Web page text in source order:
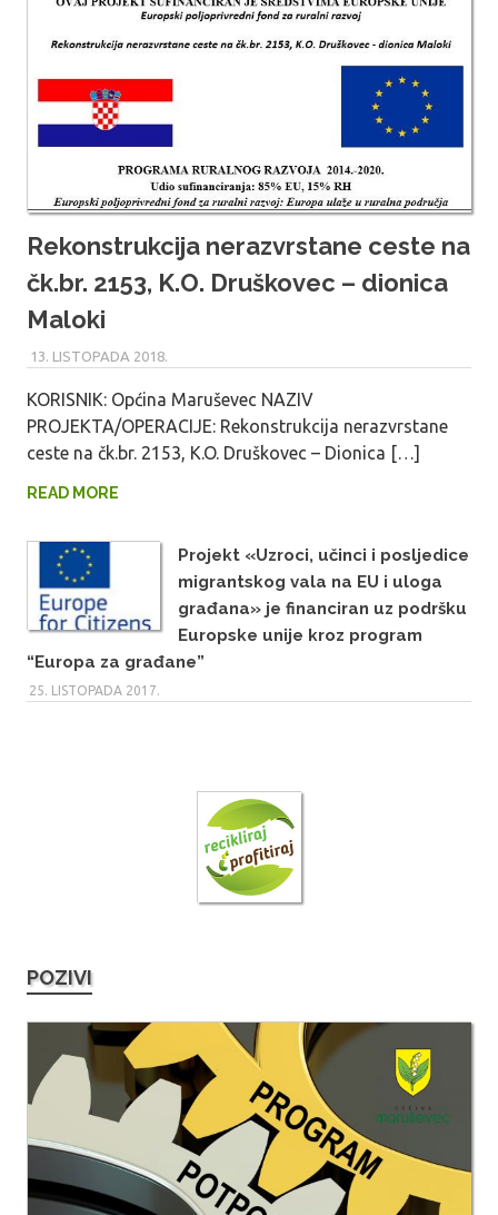
Rekonstrukcija nerazvrstane ceste na
čk.br. 2153, K.O. Druškovec – dionica
Maloki
13. LISTOPADA 2018.
KORISNIK: Općina Maruševec NAZIV
PROJEKTA/OPERACIJE: Rekonstrukcija nerazvrstane
ceste na čk.br. 2153, K.O. Druškovec – Dionica […]
READ MORE
Projekt «Uzroci, učinci i posljedice
migrantskog vala na EU i uloga
građana» je financiran uz podršku
Europske unije kroz program
“Europa za građane”
25. LISTOPADA 2017.
POZIVI